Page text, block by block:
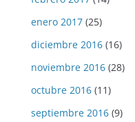
enero 2017 (25)
diciembre 2016 (16)
noviembre 2016 (28)
octubre 2016 (11)
septiembre 2016 (9)